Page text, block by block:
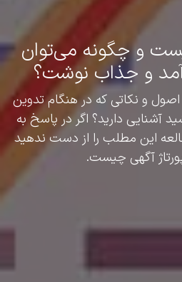
و چگونه می‌توان
و جذاب نوشت؟
اصول و نکاتی که در هنگام تدوین
آشنایی دارید؟ اگر در پاسخ به
این مطلب را از دست ندهید
آگهی چیست.